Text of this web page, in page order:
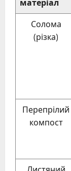
матеріал
Солома
(різка)
Перепрілий
компост